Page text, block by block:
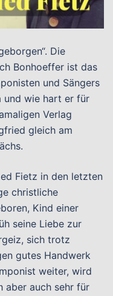
Die
Bonhoeffer ist das
und Sängers
und wie hart er für
Verlag
gleich am
Fietz in den letzten
christliche
Kind einer
seine Liebe zur
sich trotz
gutes Handwerk
weiter, wird
aber auch sehr für